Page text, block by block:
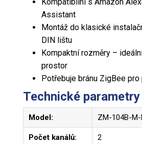
Kompatibilní s Amazon
Assistant
Montáž do klasické
DIN lištu
Kompaktní rozměry –
prostor
Potřebuje bránu ZigBee
Technické parametry
Model: ZM-104B-M-
Počet kanálů: 2